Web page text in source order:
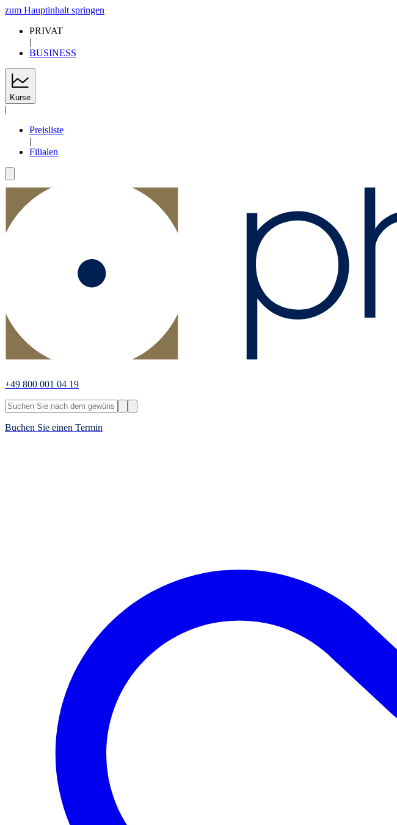
zum Hauptinhalt springen
PRIVAT
|
BUSINESS
Kurse
|
Preisliste
|
Filialen
+49 800 001 04 19
Buchen Sie einen Termin